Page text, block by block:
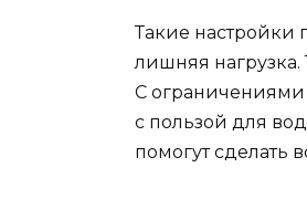
Такие настройки
лишняя
С ограничениями
с пользой для
помогут сделать